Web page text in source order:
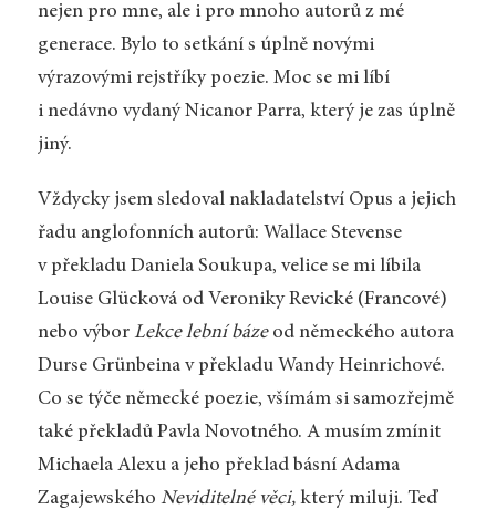
nejen pro mne, ale i pro mnoho autorů z mé
generace. Bylo to setkání s úplně novými
výrazovými rejstříky poezie. Moc se mi líbí
i nedávno vydaný Nicanor Parra, který je zas úplně
jiný.
Vždycky jsem sledoval nakladatelství Opus a jejich
řadu anglofonních autorů: Wallace Stevense
v překladu Daniela Soukupa, velice se mi líbila
Louise Glücková od Veroniky Revické (Francové)
nebo výbor Lekce lební bázeod německého autora
Durse Grünbeina v překladu Wandy Heinrichové.
Co se týče německé poezie, všímám si samozřejmě
také překladů Pavla Novotného. A musím zmínit
Michaela Alexu a jeho překlad básní Adama
Zagajewského Neviditelné věci, který miluji. Teď